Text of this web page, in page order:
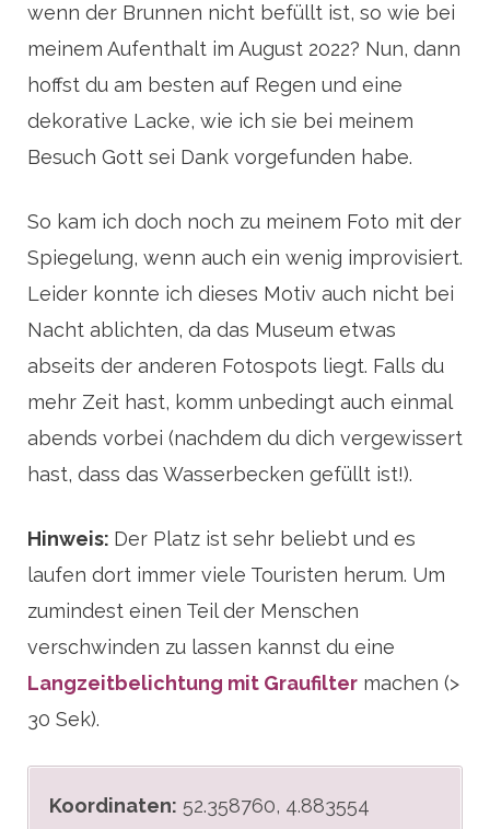
wenn der Brunnen nicht befüllt ist, so wie bei
meinem Aufenthalt im August 2022? Nun, dann
hoffst du am besten auf Regen und eine
dekorative Lacke, wie ich sie bei meinem
Besuch Gott sei Dank vorgefunden habe.
So kam ich doch noch zu meinem Foto mit der
Spiegelung, wenn auch ein wenig improvisiert.
Leider konnte ich dieses Motiv auch nicht bei
Nacht ablichten, da das Museum etwas
abseits der anderen Fotospots liegt. Falls du
mehr Zeit hast, komm unbedingt auch einmal
abends vorbei (nachdem du dich vergewissert
hast, dass das Wasserbecken gefüllt ist!).
Hinweis: Der Platz ist sehr beliebt und es
laufen dort immer viele Touristen herum. Um
zumindest einen Teil der Menschen
verschwinden zu lassen kannst du eine
Langzeitbelichtung mit Graufilter machen (>
30 Sek).
Koordinaten: 52.358760, 4.883554